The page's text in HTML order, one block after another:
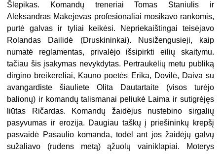
Šlepikas. Komandų treneriai Tomas Staniulis ir
Aleksandras Makejevas profesionaliai mosikavo rankomis,
purtė galvas ir tyliai keikėsi. Nepriekaištingai teisėjavo
Rolandas Dailidė (Druskininkai). Nusižengusieji, kaip
numatė reglamentas, pri­valėjo išsipirkti eilių skaitymu.
tačiau šis įsakymas nevykdytas. Pertraukėlių metu publiką
dirgino breikereliai, Kauno poetės Erika, Dovilė, Daiva su
avangardiste šiauliete Olita Dautartaite (visos turėjo
balionų) ir komandų talismanai peliukė Laima ir sutigrėjęs
liūtas Ričardas. Komandų žaidėjus nustebino sirgalių
pasyvumas ir erozija. Daugiau taškų į priešininkų krepšį
pasvaidė Pasaulio komanda, todėl ant jos žaidėjų galvų
sužaliavo (rudens metą) ąžuolų vainiklapiai. Moterys